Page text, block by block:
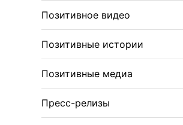
Позитивное видео
Позитивные истории
Позитивные медиа
Пресс-релизы